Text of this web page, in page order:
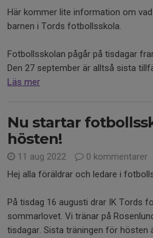
Här kommer lite information om
barnen i Tords fotbollsskola.
Fotbollsskolan pågår på tisdagar
Den 27 september är alltså sista
Läs mer
Nu startar
hösten!
11 aug 2022
0 kommentarer
Hej alla föräldrar och ledare i
På tisdag 16 augusti drar IK Tords
sommarlovet. Vi tränar på
tisdagar. Sista träningen för hösten